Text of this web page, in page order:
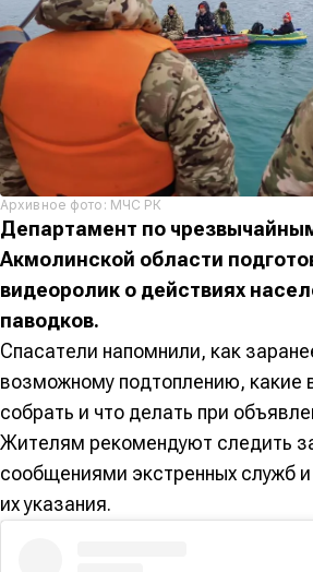
Архивное фото: МЧС РК
Департамент по
Акмолинской области
видеоролик о действиях
паводков.
Спасатели напомнили, как
возможному подтоплению, какие
собрать и что делать при
Жителям рекомендуют следить
сообщениями экстренных служб и
их указания.